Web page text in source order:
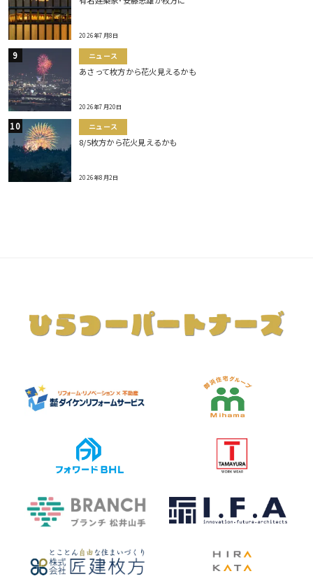
2026年7月8日
ニュース
あさって枚方から花火見えるかも
2026年7月20日
ニュース
8/5枚方から花火見えるかも
2026年8月2日